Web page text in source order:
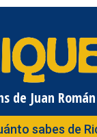
de Juan
sabes de